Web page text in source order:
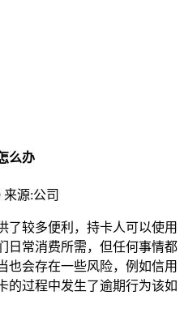
么办
来源:公司
了较多便利，持卡人可以使用
日常消费所需，但任何事情都
也会存在一些风险，例如信用
的过程中发生了逾期行为该如